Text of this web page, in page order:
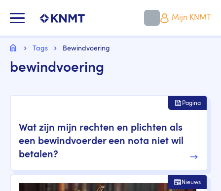
naar
gaan
Mijn KNMT
Kruimelpad
HomeTags Bewindvoering
bewindvoering
Wat zijn mijn rechten en plichten als
een bewindvoerder een nota niet wil
betalen?
Pagina
Nieuws